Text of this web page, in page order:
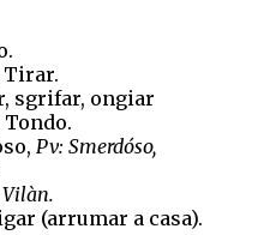
Tirar.
sgrifar, ongiar
Pv: Smerdóso,
(arrumar a casa).